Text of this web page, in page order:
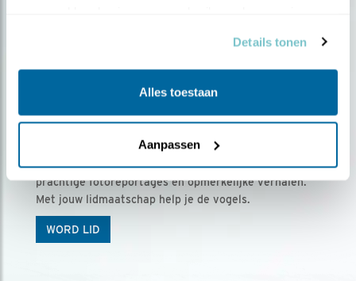
Details tonen
Alles toestaan
Aanpassen
Ontvang 5 x Vogels voor € 36,00 per jaar
Vogels is het tijdschrift voor onze leden, met
prachtige fotoreportages en opmerkelijke verhalen.
Met jouw lidmaatschap help je de vogels.
WORD LID